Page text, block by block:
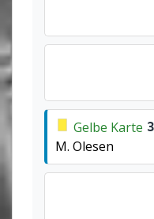
Gelbe Karte
M. Olesen